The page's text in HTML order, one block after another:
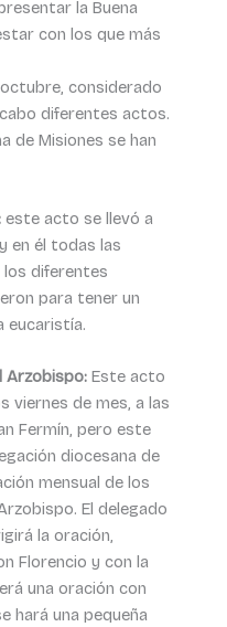
la Buena
con los que más
considerado
diferentes actos.
de Misiones se han
este acto se llevó a
en él todas las
los diferentes
para tener un
eucaristía.
Arzobispo:Este acto
viernes de mes, a las
Fermín, pero este
diocesana de
mensual de los
El delegado
la oración,
Florencio y con la
una oración con
hará una pequeña